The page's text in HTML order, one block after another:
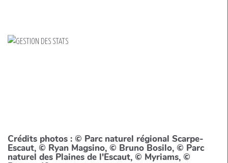
Crédits photos : © Parc naturel régional Scarpe-
Escaut, © Ryan Magsino, © Bruno Bosilo, © Parc
naturel des Plaines de l'Escaut, © Myriams, ©